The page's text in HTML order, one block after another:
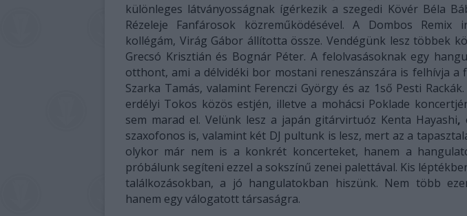
különleges látványosságnak ígérkezik a szegedi Kövér Béla
Rézeleje Fanfárosok közreműködésével. A Dombos Remix
kollégám, Virág Gábor állította össze. Vendégünk lesz többek
Grecsó Krisztián és Bognár Péter. A felolvasásoknak egy
otthont, ami a délvidéki bor mostani reneszánszára is felhívja a
Szarka Tamás, valamint Ferenczi György és az 1ső Pesti
erdélyi Tokos közös estjén, illetve a mohácsi Poklade
sem marad el. Velünk lesz a japán gitárvirtuóz Kenta Hayashi,
szaxofonos is, valamint két DJ pultunk is lesz, mert az a
olykor már nem is a konkrét koncerteket, hanem a
próbálunk segíteni ezzel a sokszínű zenei palettával. Kis
találkozásokban, a jó hangulatokban hiszünk. Nem több
hanem egy válogatott társaságra.